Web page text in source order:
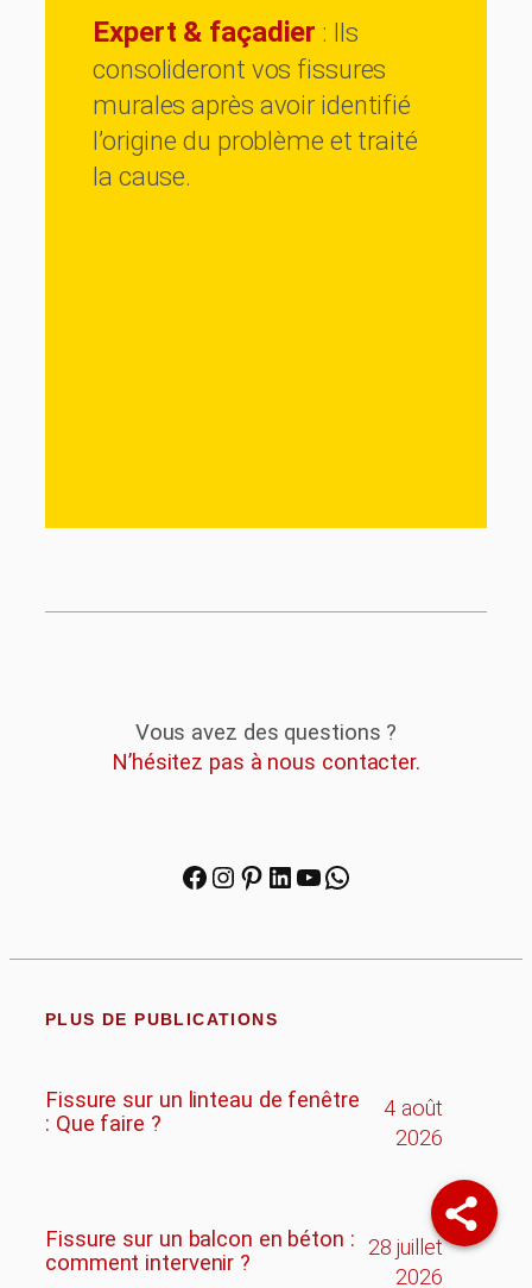
Expert & façadier : Ils
consolideront vos fissures
murales après avoir identifié
l’origine du problème et traité
la cause.
Vous avez des questions ?
N’hésitez pas à nous contacter.
Facebook
Instagram
Pinterest
LinkedIn
YouTube
WhatsApp
PLUS DE PUBLICATIONS
Fissure sur un linteau de fenêtre
: Que faire ?
4 août
2026
Fissure sur un balcon en béton :
comment intervenir ?
28 juillet
2026